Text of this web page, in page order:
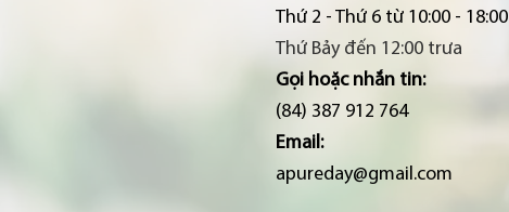
Thứ 2 - Thứ 6 từ 10:00 - 18:00
Thứ Bảy đến 12:00 trưa
Gọi hoặc nhắn tin:
(84) 387 912 764
Email:
apureday@gmail.com